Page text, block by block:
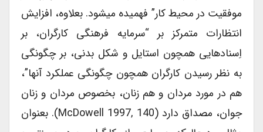
موفقیت در محیط کار” فهمیده میشود. بعلاوه، افزایش
انتظارات متمرکز بر “سرمایه فرهنگی کارگران، بر
اِسنادهایی همچون استایل و شکل بدنی، بر چگونگی
به نظر رسیدن کارگران همچون چگونگی عملکرد آنها”،
هم در مورد مردان و هم زنان، بخصوص مردان و زنان
جوان، مصداق دارد (McDowell 1997, 140). بعنوان